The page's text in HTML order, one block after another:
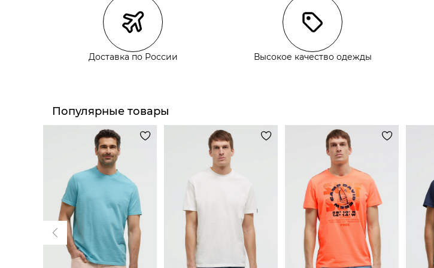
Самовывоз из пункта выдачи СДЭК
Самовывоз из наших магазинов
Доставка по России Высокое качество одежды
Популярные товары